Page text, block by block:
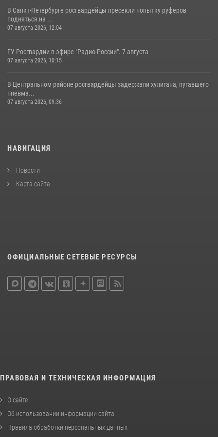
В Санкт-Петербурге росгвардейцы пресекли попытку руферов
подняться на ...
07 августа 2026, 12:04
ГУ Росгвардии в эфире "Радио России". 7 августа
07 августа 2026, 10:15
В Центральном районе росгвардейцы задержали хулигана, пугавшего
пневма...
07 августа 2026, 09:36
НАВИГАЦИЯ
Новости
Карта сайта
ОФИЦИАЛЬНЫЕ СЕТЕВЫЕ РЕСУРСЫ
ПРАВОВАЯ И ТЕХНИЧЕСКАЯ ИНФОРМАЦИЯ
О сайте
Об использовании информации сайта
Правила обработки персональных данных